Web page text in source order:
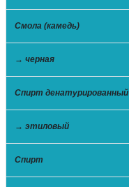
Смола (камедь)
→ черная
Спирт денатурированный
→ этиловый
Спирт